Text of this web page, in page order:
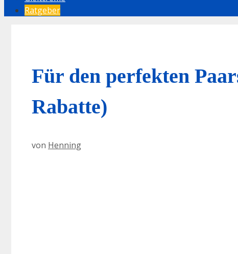
Ratgeber
Für den perfekten
Rabatte)
von Henning